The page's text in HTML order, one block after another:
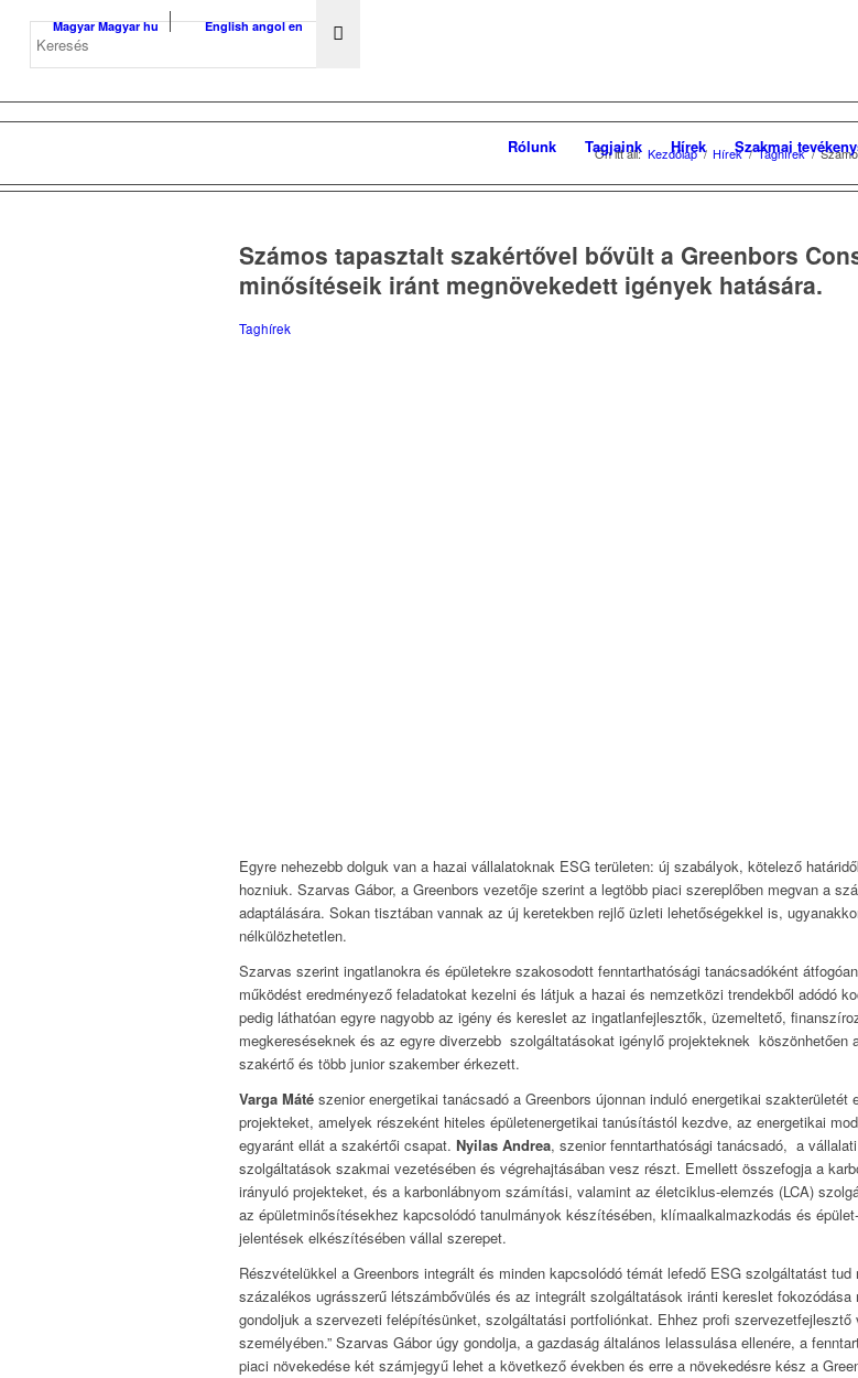
Magyar Magyar hu English angol en
Rólunk Tagjaink Hírek Szakmai
Ön itt áll: Kezdőlap / Hírek / Taghírek /
Számos tapasztalt szakértővel bővült a Greenbors
minősítéseik iránt megnövekedett igények hatására.
Taghírek
Egyre nehezebb dolguk van a hazai vállalatoknak ESG területen: új szabályok, kötelező
hozniuk. Szarvas Gábor, a Greenbors vezetője szerint a legtöbb piaci szereplőben megvan a
adaptálására. Sokan tisztában vannak az új keretekben rejlő üzleti lehetőségekkel is,
nélkülözhetetlen.
Szarvas szerint ingatlanokra és épületekre szakosodott fenntarthatósági tanácsadóként
működést eredményező feladatokat kezelni és látjuk a hazai és nemzetközi trendekből adódó
pedig láthatóan egyre nagyobb az igény és kereslet az ingatlanfejlesztők, üzemeltető,
megkereséseknek és az egyre diverzebb szolgáltatásokat igénylő projekteknek köszönhetően
szakértő és több junior szakember érkezett.
Varga Máté szenior energetikai tanácsadó a Greenbors újonnan induló energetikai
projekteket, amelyek részeként hiteles épületenergetikai tanúsítástól kezdve, az energetikai
egyaránt ellát a szakértői csapat. Nyilas Andrea, szenior fenntarthatósági tanácsadó, a
szolgáltatások szakmai vezetésében és végrehajtásában vesz részt. Emellett összefogja a
irányuló projekteket, és a karbonlábnyom számítási, valamint az életciklus-elemzés (LCA)
az épületminősítésekhez kapcsolódó tanulmányok készítésében, klímaalkalmazkodás és
jelentések elkészítésében vállal szerepet.
Részvételükkel a Greenbors integrált és minden kapcsolódó témát lefedő ESG szolgáltatást
százalékos ugrásszerű létszámbővülés és az integrált szolgáltatások iránti kereslet
gondoljuk a szervezeti felépítésünket, szolgáltatási portfoliónkat. Ehhez profi
személyében.” Szarvas Gábor úgy gondolja, a gazdaság általános lelassulása ellenére, a
piaci növekedése két számjegyű lehet a következő években és erre a növekedésre kész a